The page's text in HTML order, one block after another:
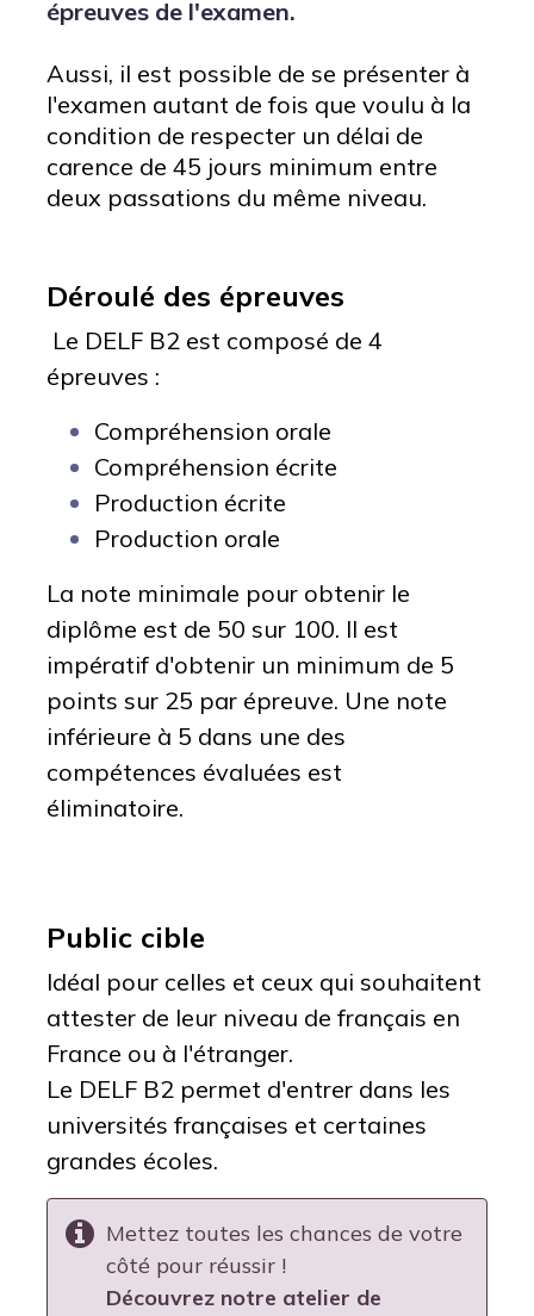
épreuves de l'examen.
Aussi, il est possible de se présenter à
l'examen autant de fois que voulu à la
condition de respecter un délai de
carence de 45 jours minimum entre
deux passations du même niveau.
Déroulé des épreuves
Le DELF B2 est composé de 4
épreuves :
Compréhension orale
Compréhension écrite
Production écrite
Production orale
La note minimale pour obtenir le
diplôme est de 50 sur 100. Il est
impératif d'obtenir un minimum de 5
points sur 25 par épreuve. Une note
inférieure à 5 dans une des
compétences évaluées est
éliminatoire.
Public cible
Idéal pour celles et ceux qui souhaitent
attester de leur niveau de français en
France ou à l'étranger.
Le DELF B2 permet d'entrer dans les
universités françaises et certaines
grandes écoles.
Mettez toutes les chances de votre
côté pour réussir !
Découvrez notre atelier de